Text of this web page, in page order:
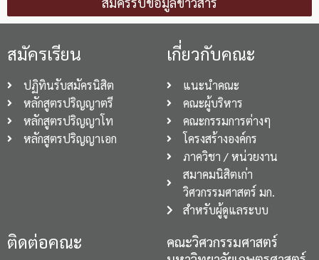
สมัครเรียน
ปฏิทินรับสมัครนิสิต
หลักสูตรปริญญาตรี
หลักสูตรปริญญาโท
หลักสูตรปริญญาเอก
เกี่ยวกับคณะ
แนะนำคณะ
คณะผู้บริหาร
คณะกรรมการต่างๆ
โครงสร้างองค์กร
ภาควิชา / หน่วยงาน
สมาคมนิสิตเก่า
วิศวกรรมศาสตร์ มก.
สำหรับผู้ดูแลระบบ
ติดต่อคณะ
คณะวิศวกรรมศาสตร์